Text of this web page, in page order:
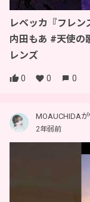
レベッカ『フレ
内田もあ #天使
レンズ
0 0 0
MOAUCHIDA
2年弱前